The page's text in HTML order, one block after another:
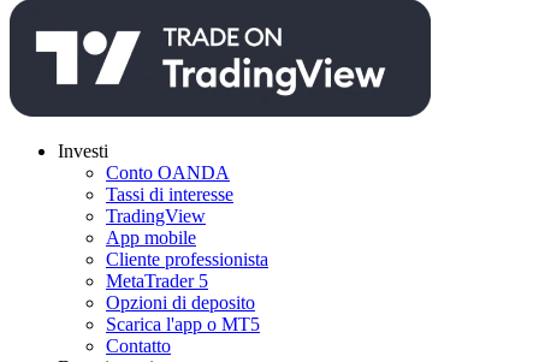
Investi
Conto OANDA
Tassi di interesse
TradingView
App mobile
Cliente professionista
MetaTrader 5
Opzioni di deposito
Scarica l'app o MT5
Contatto